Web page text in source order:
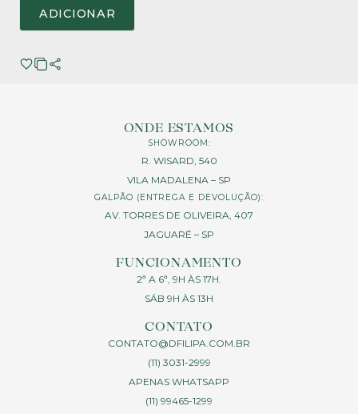
ADICIONAR
ONDE ESTAMOS
SHOWROOM:
R. WISARD, 540
VILA MADALENA – SP
GALPÃO (ENTREGA E DEVOLUÇÃO):
AV. TORRES DE OLIVEIRA, 407
JAGUARÉ – SP
FUNCIONAMENTO
2ª A 6ª, 9H ÀS 17H.
SÁB 9H ÀS 13H
CONTATO
CONTATO@DFILIPA.COM.BR
(11) 3031-2999
APENAS WHATSAPP
(11) 99465-1299